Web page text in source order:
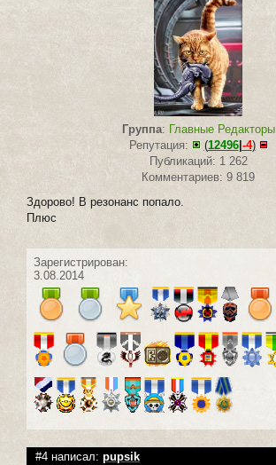
Группа: Главные Редакторы
Репутация:
(12496| -4)
Публикаций: 1 262
Комментариев: 9 819
Здорово! В резонанс попало.
Плюс
Зарегистрирован:
3.08.2014
#4 написал: pupsik